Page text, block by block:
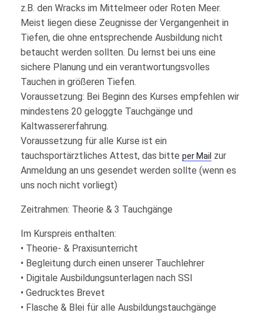
z.B. den Wracks im Mittelmeer oder Roten Meer.
Meist liegen diese Zeugnisse der Vergangenheit in
Tiefen, die ohne entsprechende Ausbildung nicht
betaucht werden sollten. Du lernst bei uns eine
sichere Planung und ein verantwortungsvolles
Tauchen in größeren Tiefen.
Voraussetzung: Bei Beginn des Kurses empfehlen wir
mindestens 20 geloggte Tauchgänge und
Kaltwassererfahrung.
Voraussetzung für alle Kurse ist ein
tauchsportärztliches Attest, das bitte per Mail zur
Anmeldung an uns gesendet werden sollte (wenn es
uns noch nicht vorliegt)
Zeitrahmen: Theorie & 3 Tauchgänge
Im Kurspreis enthalten:
• Theorie- & Praxisunterricht
• Begleitung durch einen unserer Tauchlehrer
• Digitale Ausbildungsunterlagen nach SSI
• Gedrucktes Brevet
• Flasche & Blei für alle Ausbildungstauchgänge